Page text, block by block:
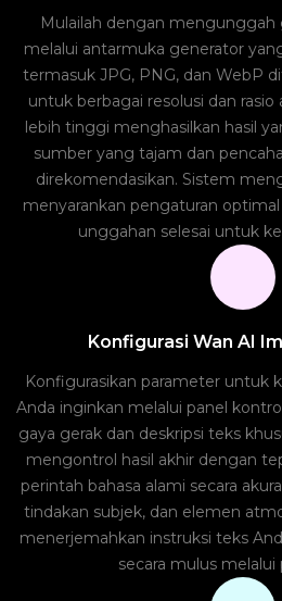
Mulailah dengan mengunggah
melalui antarmuka generator
termasuk JPG, PNG, dan WebP
untuk berbagai resolusi dan
lebih tinggi menghasilkan hasil
sumber yang tajam dan
direkomendasikan. Sistem
menyarankan pengaturan
unggahan selesai untuk
Konfigurasi Wan AI
Konfigurasikan parameter untuk
Anda inginkan melalui panel
gaya gerak dan deskripsi teks
mengontrol hasil akhir dengan
perintah bahasa alami secara
tindakan subjek, dan elemen
menerjemahkan instruksi teks
secara mulus melalui